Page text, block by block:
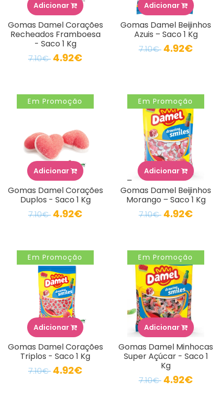
Adicionar
Gomas Damel Corações
Recheados Framboesa
- Saco 1 Kg
7.10€ 4.92€
Adicionar
Gomas Damel Beijinhos
Azuis – Saco 1 Kg
7.10€ 4.92€
Em Promoção
Adicionar
Gomas Damel Corações
Duplos - Saco 1 Kg
7.10€ 4.92€
Em Promoção
Adicionar
Gomas Damel Beijinhos
Morango – Saco 1 Kg
7.10€ 4.92€
Em Promoção
Adicionar
Gomas Damel Corações
Triplos - Saco 1 Kg
7.10€ 4.92€
Em Promoção
Adicionar
Gomas Damel Minhocas
Super Açúcar - Saco 1
Kg
7.10€ 4.92€